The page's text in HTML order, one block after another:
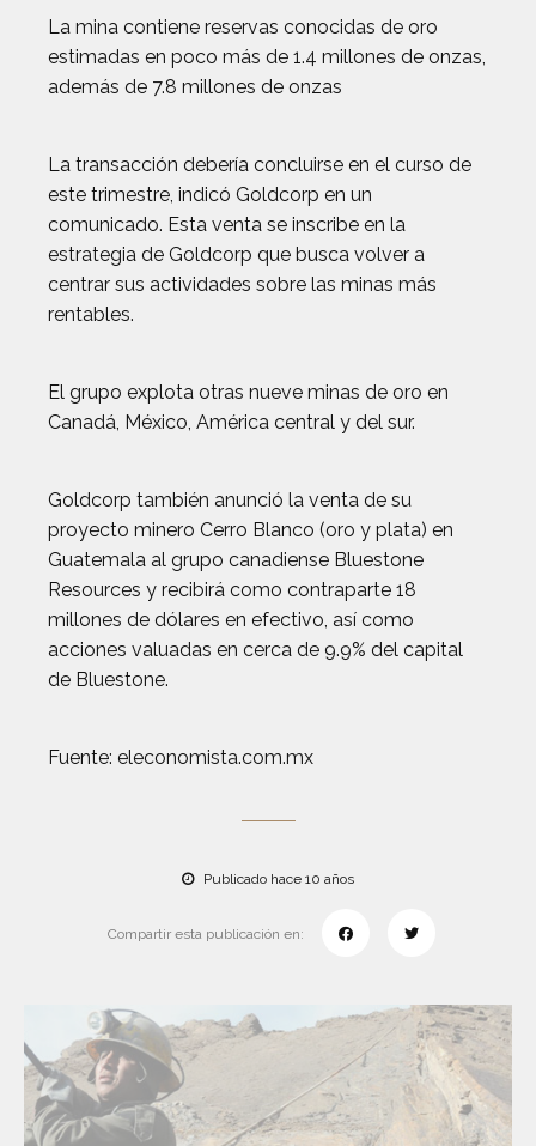
La mina contiene reservas conocidas de oro
estimadas en poco más de 1.4 millones de onzas,
además de 7.8 millones de onzas
La transacción debería concluirse en el curso de
este trimestre, indicó Goldcorp en un
comunicado. Esta venta se inscribe en la
estrategia de Goldcorp que busca volver a
centrar sus actividades sobre las minas más
rentables.
El grupo explota otras nueve minas de oro en
Canadá, México, América central y del sur.
Goldcorp también anunció la venta de su
proyecto minero Cerro Blanco (oro y plata) en
Guatemala al grupo canadiense Bluestone
Resources y recibirá como contraparte 18
millones de dólares en efectivo, así como
acciones valuadas en cerca de 9.9% del capital
de Bluestone.
Fuente: eleconomista.com.mx
Publicado hace 10 años
Compartir esta publicación en: